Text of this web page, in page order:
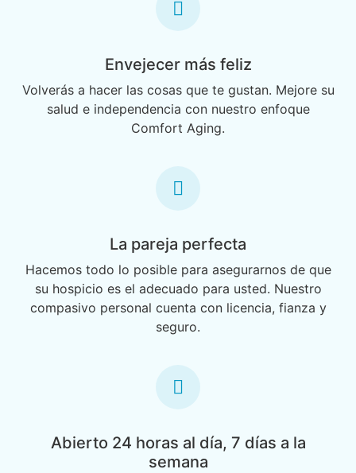
Envejecer más feliz
Volverás a hacer las cosas que te gustan. Mejore su
salud e independencia con nuestro enfoque
Comfort Aging.
La pareja perfecta
Hacemos todo lo posible para asegurarnos de que
su hospicio es el adecuado para usted. Nuestro
compasivo personal cuenta con licencia, fianza y
seguro.
Abierto 24 horas al día, 7 días a la
semana